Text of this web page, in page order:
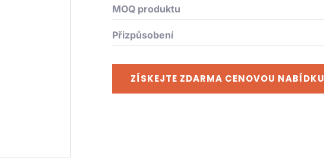
MOQ produktu
Přizpůsobení
ZÍSKEJTE ZDARMA CENOVOU NABÍDKU